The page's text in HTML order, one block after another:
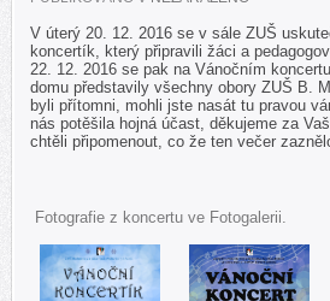
V úterý 20. 12. 2016 se v sále ZUŠ
koncertík, který připravili žáci a
22. 12. 2016 se pak na Vánočním
domu představily všechny obory ZUŠ B.
byli přítomni, mohli jste nasát tu pravou
nás potěšila hojná účast, děkujeme za
chtěli připomenout, co že ten večer
Fotografie z koncertu ve Fotogalerii.